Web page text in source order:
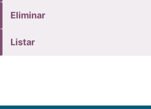
Eliminar
Listar